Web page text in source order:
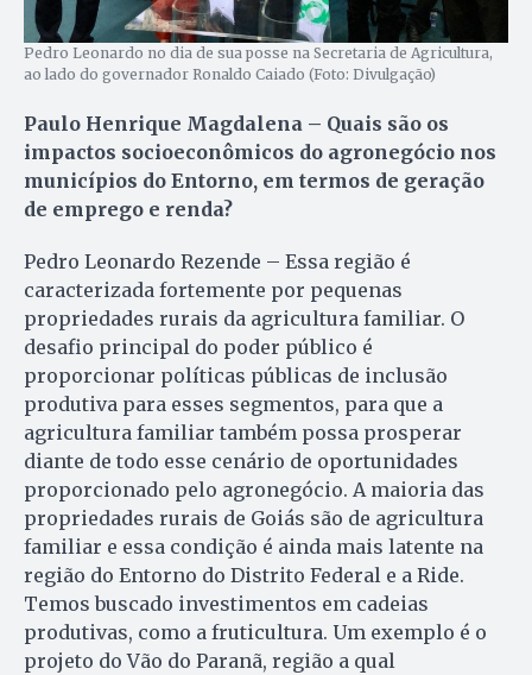
Pedro Leonardo no dia de sua posse na Secretaria de Agricultura,
ao lado do governador Ronaldo Caiado (Foto: Divulgação)
Paulo Henrique Magdalena – Quais são os
impactos socioeconômicos do agronegócio nos
municípios do Entorno, em termos de geração
de emprego e renda?
Pedro Leonardo Rezende – Essa região é
caracterizada fortemente por pequenas
propriedades rurais da agricultura familiar. O
desafio principal do poder público é
proporcionar políticas públicas de inclusão
produtiva para esses segmentos, para que a
agricultura familiar também possa prosperar
diante de todo esse cenário de oportunidades
proporcionado pelo agronegócio. A maioria das
propriedades rurais de Goiás são de agricultura
familiar e essa condição é ainda mais latente na
região do Entorno do Distrito Federal e a Ride.
Temos buscado investimentos em cadeias
produtivas, como a fruticultura. Um exemplo é o
projeto do Vão do Paranã, região a qual